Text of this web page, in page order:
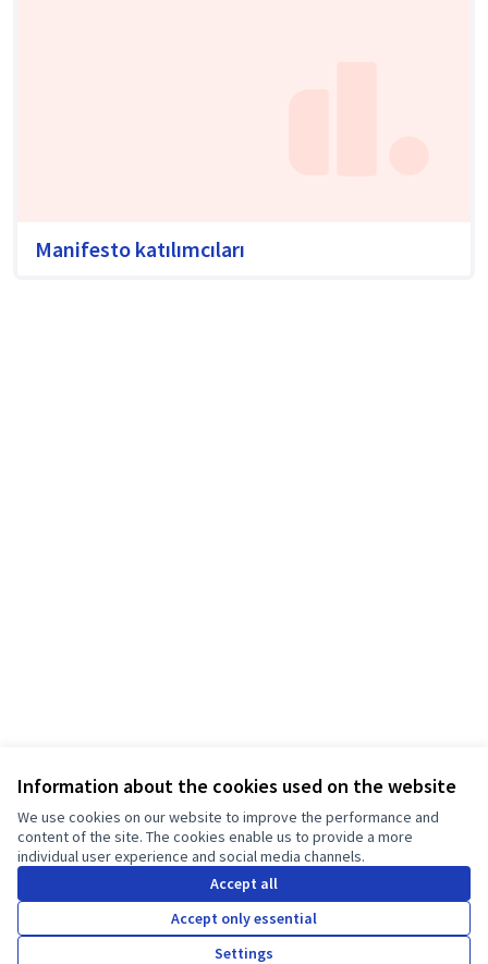
Information about the cookies used on the website
We use cookies on our website to improve the performance and
content of the site. The cookies enable us to provide a more
individual user experience and social media channels.
Accept all
Accept only essential
Settings
Manifesto katılımcıları
Hizmet Kullanım Koşulları
Cookie settings
Facebook'ta JT Manifesto - Temiz Giysi Kampanyası
Instagram'da JT Manifesto - Temiz Giysi Kampanyası
Choisir la langue Choose